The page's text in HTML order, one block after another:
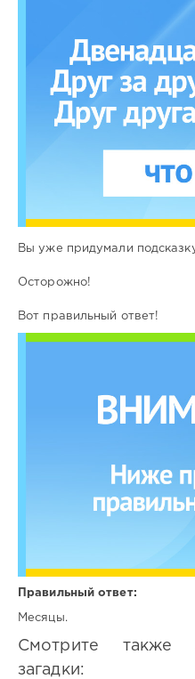
Вы уже придумали
Осторожно!
Вот правильный ответ!
Правильный ответ:
Месяцы.
Смотрите также
загадки: